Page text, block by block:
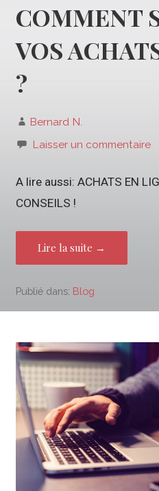
COMMENT
VOS
?
Bernard N.
Laisser un commentaire
A lire aussi: ACHATS EN
CONSEILS !
Lire la suite →
Publié dans: Blog